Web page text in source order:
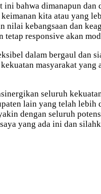
bahwa dimanapun dan
kita atau yang
kebangsaan dan
responsive akan
dalam bergaul dan
masyarakat
seluruh
lain yang telah
dengan seluruh
yang ada ini dan